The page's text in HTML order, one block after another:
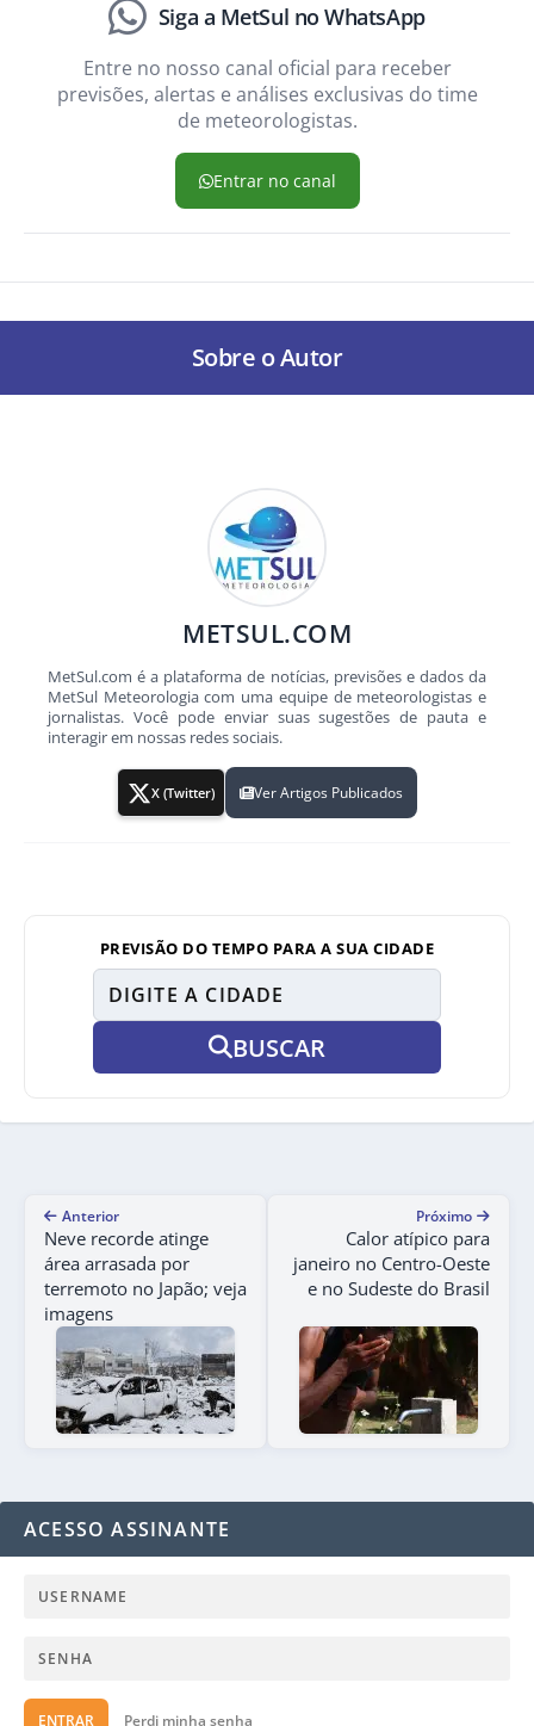
Siga a MetSul no WhatsApp
Entre no nosso canal oficial para receber
previsões, alertas e análises exclusivas do time
de meteorologistas.
Entrar no canal
Sobre o Autor
METSUL.COM
MetSul.com é a plataforma de notícias, previsões e dados da
MetSul Meteorologia com uma equipe de meteorologistas e
jornalistas. Você pode enviar suas sugestões de pauta e
interagir em nossas redes sociais.
X (Twitter) Ver Artigos Publicados
PREVISÃO DO TEMPO PARA A SUA CIDADE
BUSCAR
Anterior
Neve recorde atinge
área arrasada por
terremoto no Japão; veja
imagens
Próximo
Calor atípico para
janeiro no Centro-Oeste
e no Sudeste do Brasil
ACESSO ASSINANTE
ENTRAR Perdi minha senha